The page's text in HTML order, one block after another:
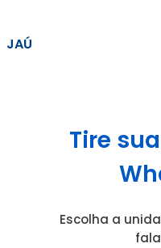
JAÚ
Tire
Escolha a